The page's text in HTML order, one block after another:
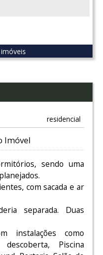
residencial
Imóvel
sendo uma
com sacada e ar
separada. Duas
instalações como
Piscina